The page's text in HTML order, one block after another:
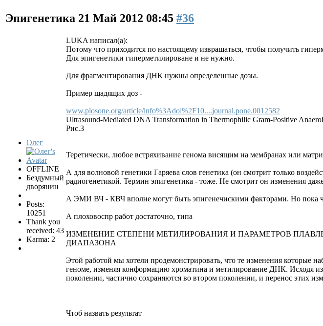
Эпигенетика 21 Май 2012 08:45 #36
Олег
OFFLINE
Бездумный
дворянин
Posts:
10251
Thank you
received: 43
Karma: 2
LUKA написал(а):
Потому что приходится по настоящему извращаться, чтобы получить
Для эпигенетики гиперметилироване и не нужно.
Для фрагментирования ДНК нужны определенные дозы.
Пример щадящих доз -
www.plosone.org/article/info%3Adoi%2F10....journal.pone.0012582
Ultrasound-Mediated DNA Transformation in Thermophilic Gram-Positive
Рис.3
Теретически, любое встряхивание генома висящим на мембранах или
А для волновой генетики Гаряева слов генетика (он смотрит только
радиогенетикой. Термин эпигенетика - тоже. Не смотрит он изменения
А ЭМИ ВЧ - КВЧ вполне могут быть эпигенечискими факторами. Но пока
А плоховоспр работ достаточно, типа
ИЗМЕНЕНИЕ СТЕПЕНИ МЕТИЛИРОВАНИЯ И ПАРАМЕТРОВ
ДИАПАЗОНА
Этой работой мы хотели продемонстрировать, что те изменения
геноме, изменяя конформацию хроматина и метилирование ДНК. Исходя
поколении, частично сохраняются во втором поколении, и перенос этих
Чтоб назвать результат